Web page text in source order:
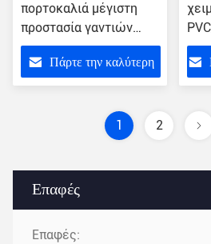
Επαφές
Επαφές:
πορτοκαλιά μέγιστη
προστασία γαντιών
σκαφών της γραμμής
ντυμένη τη PVC από τα
οξέα
Πάρτε την καλύτερη
1 2